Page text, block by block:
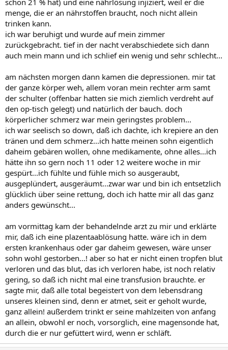
menge, die er an nährstoffen braucht, noch nicht allein
trinken kann.
ich war beruhigt und wurde auf mein zimmer
zurückgebracht. tief in der nacht verabschiedete sich dann
auch mein mann und ich schlief ein wenig und sehr schlecht...
am nächsten morgen dann kamen die depressionen. mir tat
der ganze körper weh, allem voran mein rechter arm samt
der schulter (offenbar hatten sie mich ziemlich verdreht auf
den op-tisch gelegt) und natürlich der bauch. doch
körperlicher schmerz war mein geringstes problem...
ich war seelisch so down, daß ich dachte, ich krepiere an den
tränen und dem schmerz...ich hatte meinen sohn eigentlich
daheim gebären wollen, ohne medikamente, ohne alles...ich
hätte ihn so gern noch 11 oder 12 weitere woche in mir
gespürt...ich fühlte und fühle mich so ausgeraubt,
ausgeplündert, ausgeräumt...zwar war und bin ich entsetzlich
glücklich über seine rettung, doch ich hatte mir all das ganz
anders gewünscht...
am vormittag kam der behandelnde arzt zu mir und erklärte
mir, daß ich eine plazentaablösung hatte. wäre ich in dem
ersten krankenhaus oder gar daheim gewesen, wäre unser
sohn wohl gestorben...! aber so hat er nicht einen tropfen blut
verloren und das blut, das ich verloren habe, ist noch relativ
gering, so daß ich nicht mal eine transfusion brauchte. er
sagte mir, daß alle total begeistert von dem lebensdrang
unseres kleinen sind, denn er atmet, seit er geholt wurde,
ganz allein! außerdem trinkt er seine mahlzeiten von anfang
an allein, obwohl er noch, vorsorglich, eine magensonde hat,
durch die er nur gefüttert wird, wenn er schläft.